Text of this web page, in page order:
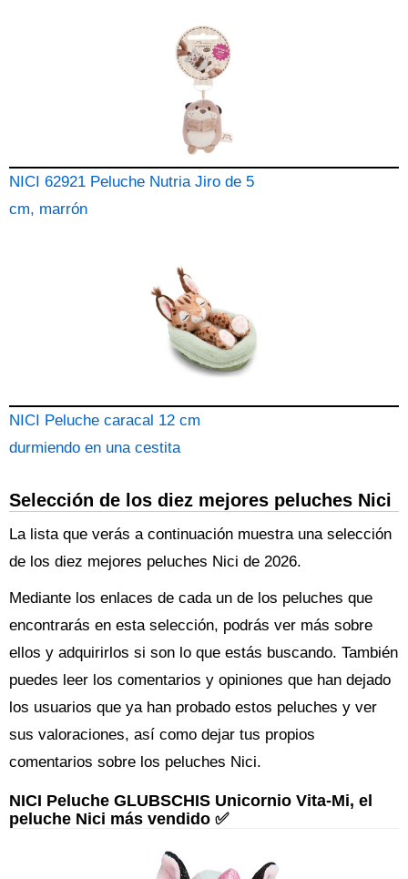
NICI 62921 Peluche Nutria Jiro de 5
cm, marrón
NICI Peluche caracal 12 cm
durmiendo en una cestita
Selección de los diez mejores peluches Nici
La lista que verás a continuación muestra una selección
de los diez mejores peluches Nici de 2026.
Mediante los enlaces de cada un de los peluches que
encontrarás en esta selección, podrás ver más sobre
ellos y adquirirlos si son lo que estás buscando. También
puedes leer los comentarios y opiniones que han dejado
los usuarios que ya han probado estos peluches y ver
sus valoraciones, así como dejar tus propios
comentarios sobre los peluches Nici.
NICI Peluche GLUBSCHIS Unicornio Vita-Mi, el
peluche Nici más vendido ✅